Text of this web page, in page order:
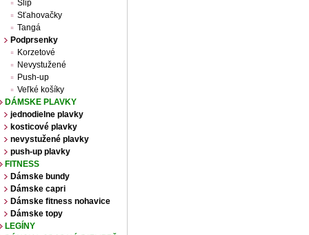
Slip
Sťahovačky
Tangá
Podprsenky
Korzetové
Nevystužené
Push-up
Veľké košíky
DÁMSKE PLAVKY
jednodielne plavky
kosticové plavky
nevystužené plavky
push-up plavky
FITNESS
Dámske bundy
Dámske capri
Dámske fitness nohavice
Dámske topy
LEGÍNY